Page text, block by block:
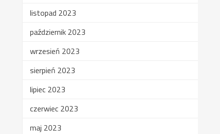
listopad 2023
październik 2023
wrzesień 2023
sierpień 2023
lipiec 2023
czerwiec 2023
maj 2023